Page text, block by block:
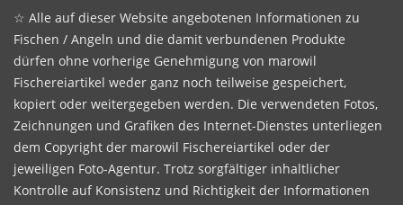
☆ Alle auf dieser Website angebotenen Informationen zu
Fischen / Angeln und die damit verbundenen Produkte
dürfen ohne vorherige Genehmigung von marowil
Fischereiartikel weder ganz noch teilweise gespeichert,
kopiert oder weitergegeben werden. Die verwendeten Fotos,
Zeichnungen und Grafiken des Internet-Dienstes unterliegen
dem Copyright der marowil Fischereiartikel oder der
jeweiligen Foto-Agentur. Trotz sorgfältiger inhaltlicher
Kontrolle auf Konsistenz und Richtigkeit der Informationen